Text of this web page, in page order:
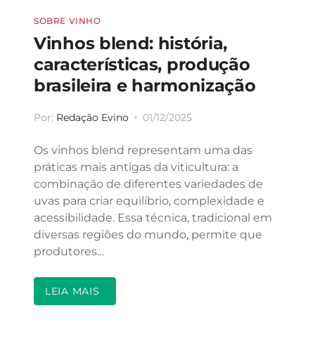
SOBRE VINHO
Vinhos blend: história,
características, produção
brasileira e harmonização
Por: Redação Evino 01/12/2025
Os vinhos blend representam uma das
práticas mais antigas da viticultura: a
combinação de diferentes variedades de
uvas para criar equilíbrio, complexidade e
acessibilidade. Essa técnica, tradicional em
diversas regiões do mundo, permite que
produtores…
LEIA MAIS